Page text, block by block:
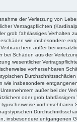
der Verletzung von
Vertragspflichten
grob fahrlässiges Verhalten
wie insbesondere
außer bei
bei Schäden aus der
wesentlicher
vorhersehbaren
wie insbesondere
außer bei der
oder grob fahrlässigem
vorhersehbaren
insbesondere entgangenen